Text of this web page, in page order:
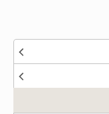
Nenhum dos